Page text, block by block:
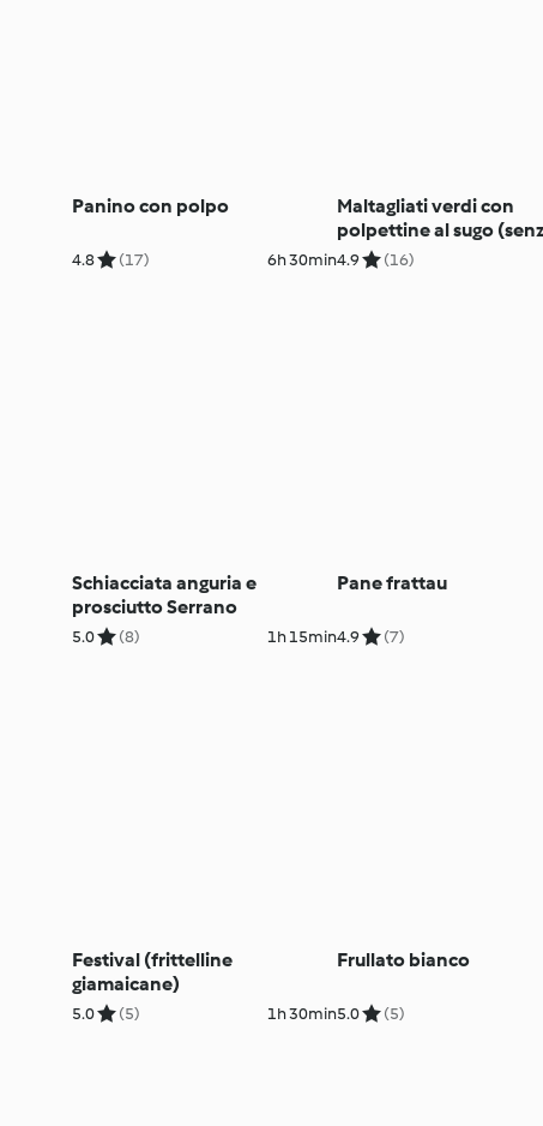
Panino con polpo
4.8 (17) 6h 30min
Maltagliati verdi con
polpettine al sugo
glutine)
4.9 (16)
Schiacciata anguria e
prosciutto Serrano
5.0 (8) 1h 15min
Pane frattau
4.9 (7)
Festival (frittelline
giamaicane)
5.0 (5) 1h 30min
Frullato bianco
5.0 (5)